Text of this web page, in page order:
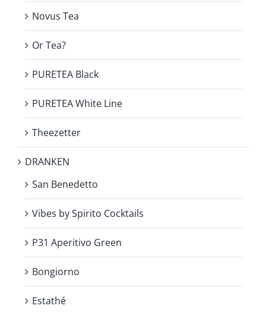
Novus Tea
Or Tea?
PURETEA Black
PURETEA White Line
Theezetter
DRANKEN
San Benedetto
Vibes by Spirito Cocktails
P31 Aperitivo Green
Bongiorno
Estathé